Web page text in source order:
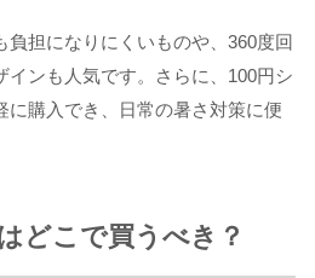
負担になりにくいものや、360度回
インも人気です。さらに、100円シ
に購入でき、日常の暑さ対策に便
どこで買うべき？